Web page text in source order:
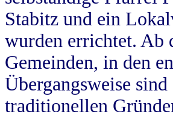
Stabitz und ein
wurden errichtet. Ab
Gemeinden, in den
Übergangsweise
traditionellen